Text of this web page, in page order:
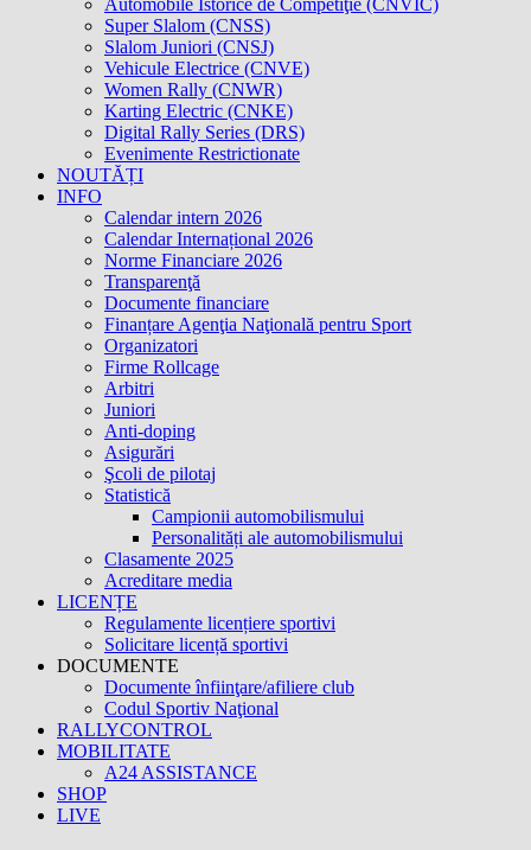
Automobile Istorice de Competiţie (CNVIC)
Super Slalom (CNSS)
Slalom Juniori (CNSJ)
Vehicule Electrice (CNVE)
Women Rally (CNWR)
Karting Electric (CNKE)
Digital Rally Series (DRS)
Evenimente Restrictionate
NOUTĂȚI
INFO
Calendar intern 2026
Calendar Internațional 2026
Norme Financiare 2026
Transparenţă
Documente financiare
Finanțare Agenţia Naţională pentru Sport
Organizatori
Firme Rollcage
Arbitri
Juniori
Anti-doping
Asigurări
Şcoli de pilotaj
Statistică
Campionii automobilismului
Personalități ale automobilismului
Clasamente 2025
Acreditare media
LICENȚE
Regulamente licențiere sportivi
Solicitare licență sportivi
DOCUMENTE
Documente înfiinţare/afiliere club
Codul Sportiv Naţional
RALLYCONTROL
MOBILITATE
A24 ASSISTANCE
SHOP
LIVE